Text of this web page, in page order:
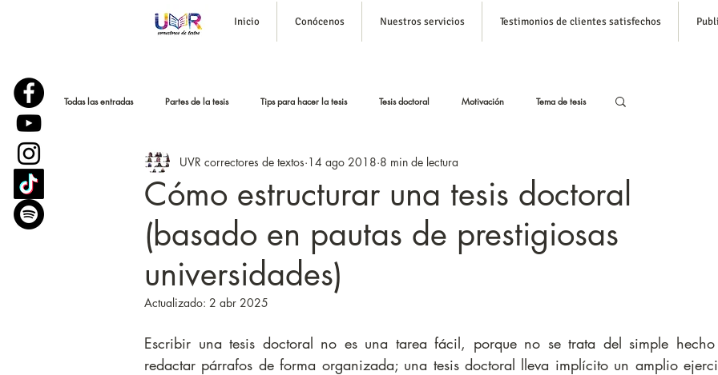
Inicio Conócenos Nuestros servicios Testimonios de clientes satisfechos
Todas las entradas Partes de la tesis Tips para hacer la tesis Tesis doctoral Motivación Tema de tesis
Corrección de estilo Historias reales Podcast para tesistas Tesis con Inteligencia Artificial
Parafraseo y bajar el plagio Sustentación o defensa de tesis Formato APA para tesis
Cómo estructurar una tesis doctoral
(basado en pautas de prestigiosas
universidades)
UVR correctores de textos 14 ago 2018 8 min de lectura
Actualizado: 2 abr 2025
Escribir una tesis doctoral no es una tarea fácil, porque no se trata del simple
redactar párrafos de forma organizada; una tesis doctoral lleva implícito un amplio